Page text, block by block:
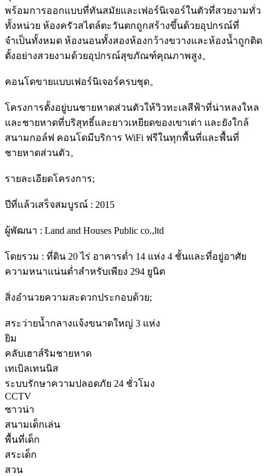
พร้อมการออกแบบที่ทันสมัยและเฟอร์นิเจอร์ในตัวที่สวยงามทั่ว
ทั้งหน่วย ห้องครัวสไตล์ตะวันตกถูกสร้างขึ้นด้วยอุปกรณ์ที่
จำเป็นทั้งหมด ห้องนอนทั้งสองห้องกว้างขวางและห้องน้ำถูกติด
ตั้งอย่างสวยงามด้วยอุปกรณ์สุขภัณฑ์คุณภาพสูง。
คอนโดขายแบบเฟอร์นิเจอร์ครบชุด。
โครงการตั้งอยู่บนชายหาดส่วนตัวให้วิวทะเลสีฟ้าที่น่าหลงใหล
และชายหาดที่บริสุทธิ์และยาวเหยียดของเขาเต่า และยังใกล้
สนามกอล์ฟ คอนโดมีบริการ WiFi ฟรีในทุกพื้นที่และพื้นที่
ชายหาดส่วนตัว。
รายละเอียดโครงการ;
ปีที่แล้วเสร็จสมบูรณ์ : 2015
ผู้พัฒนา : Land and Houses Public co.,ltd
โดยรวม : ที่ดิน 20 ไร่ อาคารต่ำ 14 แห่ง 4 ชั้นและที่อยู่อาศัย
ความหนาแน่นต่ำสำหรับเพียง 294 ยูนิต
สิ่งอำนวยความสะดวกประกอบด้วย;
สระว่ายน้ำกลางแจ้งขนาดใหญ่ 3 แห่ง
ยิม
คลับเฮาส์ริมชายหาด
เทเบิลเทนนิส
ระบบรักษาความปลอดภัย 24 ชั่วโมง
CCTV
ซาวน่า
สนามเด็กเล่น
พื้นที่เด็ก
สระเด็ก
สวน